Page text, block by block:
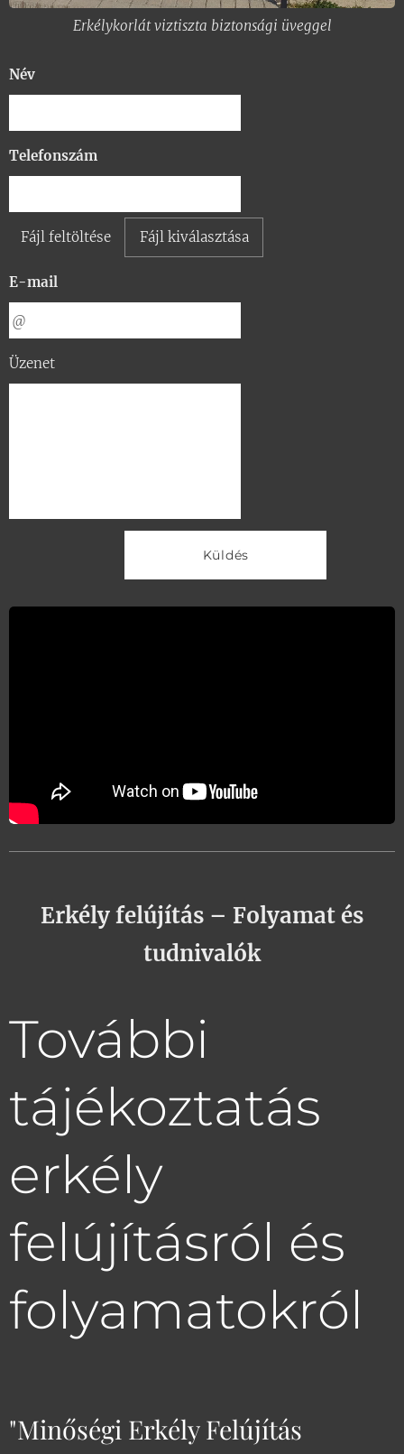
Erkélykorlát viztiszta biztonsági üveggel
Név
Telefonszám
Fájl feltöltése Fájl kiválasztása
E-mail
Üzenet
Küldés
Erkély felújítás – Folyamat és
tudnivalók
További
tájékoztatás
erkély
felújításról és
folyamatokról
"Minőségi Erkély Felújítás